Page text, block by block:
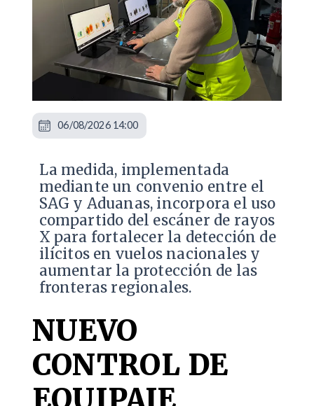
La medida, implementada
mediante un convenio entre el
SAG y Aduanas, incorpora el uso
compartido del escáner de rayos
X para fortalecer la detección de
ilícitos en vuelos nacionales y
aumentar la protección de las
fronteras regionales.
NUEVO
CONTROL DE
06/08/2026 14:00